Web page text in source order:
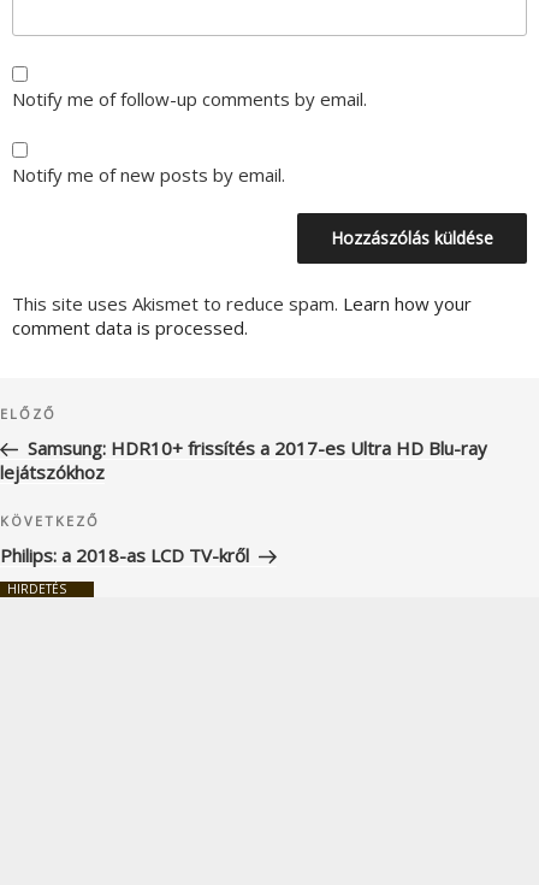
Notify me of follow-up comments by email.
Notify me of new posts by email.
This site uses Akismet to reduce spam. Learn how your
comment data is processed.
navigáció
Korábbi
bejegyzés
ELŐZŐ
Samsung: HDR10+ frissítés a 2017-es Ultra HD Blu-ray
lejátszókhoz
Következő
bejegyzés
KÖVETKEZŐ
Philips: a 2018-as LCD TV-kről
HIRDETÉS